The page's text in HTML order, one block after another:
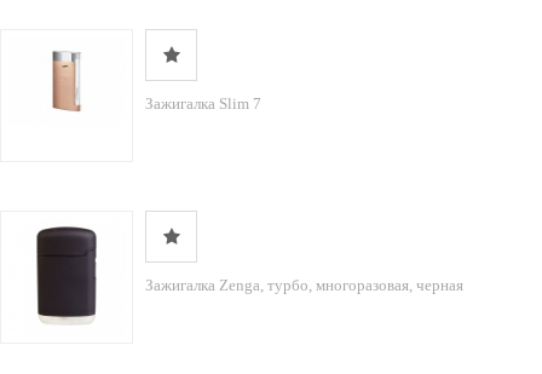
Зажигалка Slim 7
Зажигалка Zenga, турбо, многоразовая, черная